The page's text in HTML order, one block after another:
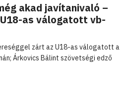
akad javítanivaló –
as válogatott vb-
zárt az U18-as válogatott a
Árkovics Bálint szövetségi edző